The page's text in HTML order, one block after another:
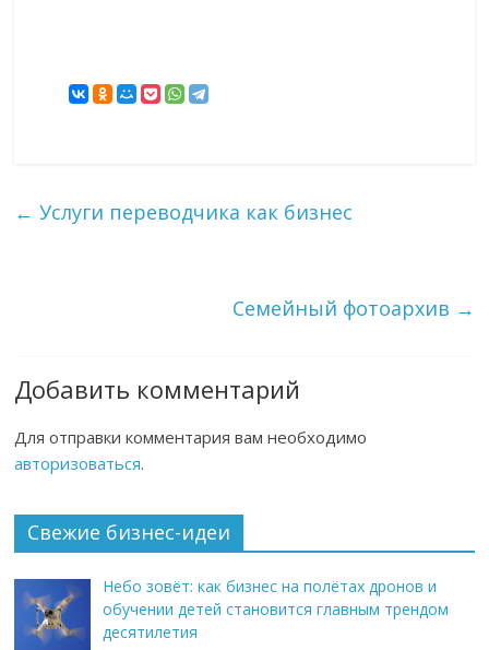
← Услуги переводчика как бизнес
Семейный фотоархив →
Добавить комментарий
Для отправки комментария вам необходимо
авторизоваться.
Свежие бизнес-идеи
Небо зовёт: как бизнес на полётах дронов и
обучении детей становится главным трендом
десятилетия